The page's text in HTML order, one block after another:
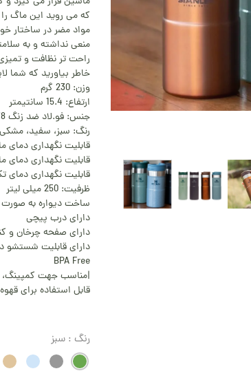
که می روید این ماگ
منعی نداشته و به
راحت تر نظافت و
خاطر بیاورید که شما
وزن: 230 گرم
ارتفاع: 15.4 سانتیمتر
جنس: فو.لاد ضد زنگ 18/8
رنگ: سبز، سفید،
قابلیت نگهداری دمای
قابلیت نگهداری دمای
قابلیت نگهداری دمای تکه
ظرفیت: 250 میلی لیتر
ساخت دیواره به صورت
دارای درب پیچی
دارای صفحه چرخان و
دارای قابلیت شستشو
BPA Free
|مناسب جهت کمپینگ،
قابل استفاده برای
رنگ : سبز